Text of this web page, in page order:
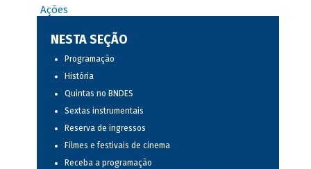
Ações
NESTA SEÇÃO
Programação
História
Quintas no BNDES
Sextas instrumentais
Reserva de ingressos
Filmes e festivais de cinema
Receba a programação